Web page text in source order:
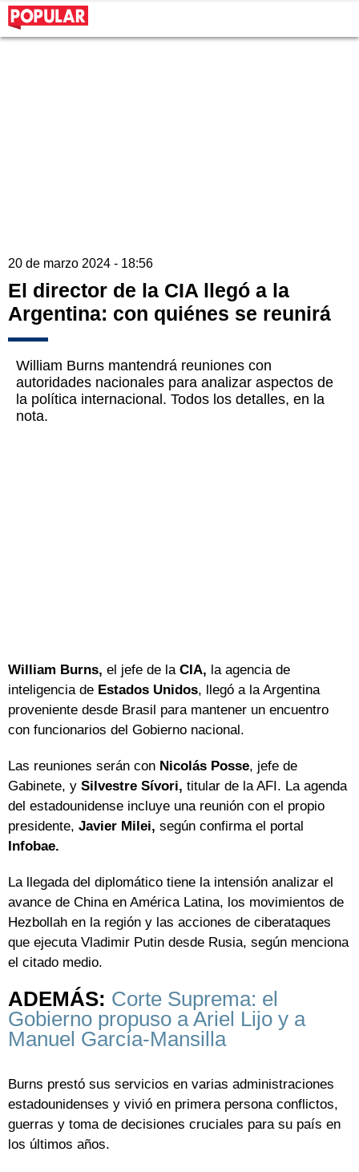
20 de marzo 2024 - 18:56
El director de la CIA llegó a la
Argentina: con quiénes se reunirá
William Burns mantendrá reuniones con
autoridades nacionales para analizar aspectos de
la política internacional. Todos los detalles, en la
nota.
William Burns, el jefe de la CIA, la agencia de
inteligencia de Estados Unidos, llegó a la Argentina
proveniente desde Brasil para mantener un encuentro
con funcionarios del Gobierno nacional.
Las reuniones serán con Nicolás Posse, jefe de
Gabinete, y Silvestre Sívori, titular de la AFI. La agenda
del estadounidense incluye una reunión con el propio
presidente, Javier Milei, según confirma el portal
Infobae.
La llegada del diplomático tiene la intensión analizar el
avance de China en América Latina, los movimientos de
Hezbollah en la región y las acciones de ciberataques
que ejecuta Vladimir Putin desde Rusia, según menciona
el citado medio.
ADEMÁS: Corte Suprema: el
Gobierno propuso a Ariel Lijo y a
Manuel García-Mansilla
Burns prestó sus servicios en varias administraciones
estadounidenses y vivió en primera persona conflictos,
guerras y toma de decisiones cruciales para su país en
los últimos años.